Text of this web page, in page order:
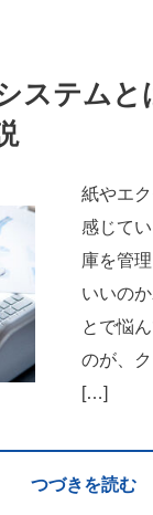
ステム
紙やエ
感じて
庫を管
いいの
とで悩
のが、
[…]
つづきを読む